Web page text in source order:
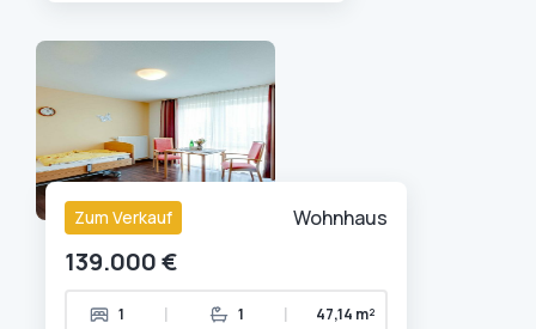
Zum Verkauf Wohnhaus
139.000 €
1 | 1 | 47,14 m²